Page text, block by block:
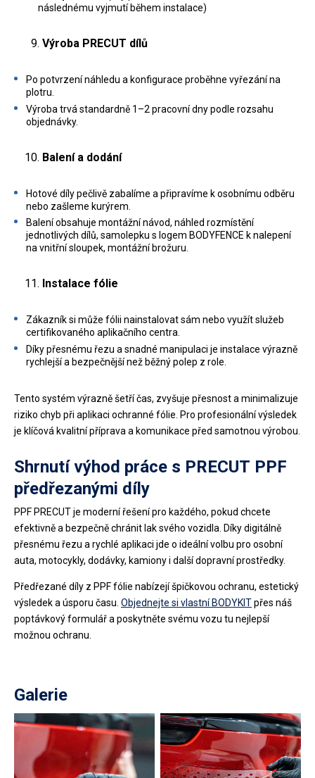
následnému vyjmutí během instalace)
Výroba PRECUT dílů
Po potvrzení náhledu a konfigurace proběhne vyřezání na
plotru.
Výroba trvá standardně 1–2 pracovní dny podle rozsahu
objednávky.
Balení a dodání
Hotové díly pečlivě zabalíme a připravíme k osobnímu odběru
nebo zašleme kurýrem.
Balení obsahuje montážní návod, náhled rozmístění
jednotlivých dílů, samolepku s logem BODYFENCE k nalepení
na vnitřní sloupek, montážní brožuru.
Instalace fólie
Zákazník si může fólii nainstalovat sám nebo využít služeb
certifikovaného aplikačního centra.
Díky přesnému řezu a snadné manipulaci je instalace výrazně
rychlejší a bezpečnější než běžný polep z role.
Tento systém výrazně šetří čas, zvyšuje přesnost a minimalizuje
riziko chyb při aplikaci ochranné fólie. Pro profesionální výsledek
je klíčová kvalitní příprava a komunikace před samotnou výrobou.
Shrnutí výhod práce s PRECUT PPF
předřezanými díly
PPF PRECUT je moderní řešení pro každého, pokud chcete
efektivně a bezpečně chránit lak svého vozidla. Díky digitálně
přesnému řezu a rychlé aplikaci jde o ideální volbu pro osobní
auta, motocykly, dodávky, kamiony i další dopravní prostředky.
Předřezané díly z PPF fólie nabízejí špičkovou ochranu, estetický
výsledek a úsporu času. Objednejte si vlastní BODYKITpřes náš
poptávkový formulář a poskytněte svému vozu tu nejlepší
možnou ochranu.
Galerie